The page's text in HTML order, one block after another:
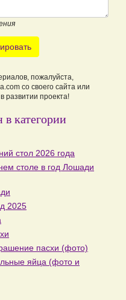
пожалуйста,
со своего сайта или
развитии проекта!
категории
стол 2026 года
столе в год Лошади
2025
пасхи (фото)
яйца (фото и